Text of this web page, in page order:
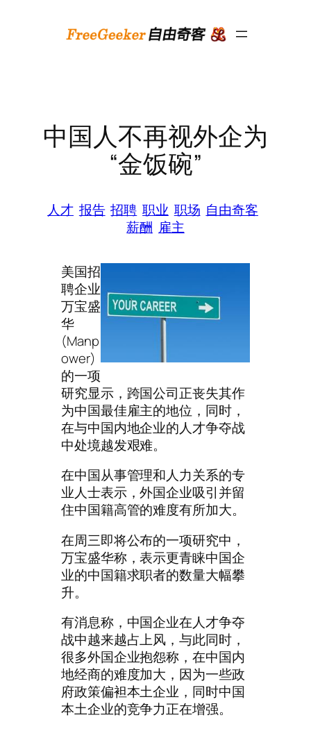
中国人不再视外企为
“金饭碗”
人才 报告 招聘 职业 职场 自由奇客
薪酬 雇主
美国招
聘企业
万宝盛
华
(Manp
ower)
的一项
研究显示，跨国公司正丧失其作
为中国最佳雇主的地位，同时，
在与中国内地企业的人才争夺战
中处境越发艰难。
在中国从事管理和人力关系的专
业人士表示，外国企业吸引并留
住中国籍高管的难度有所加大。
在周三即将公布的一项研究中，
万宝盛华称，表示更青睐中国企
业的中国籍求职者的数量大幅攀
升。
有消息称，中国企业在人才争夺
战中越来越占上风，与此同时，
很多外国企业抱怨称，在中国内
地经商的难度加大，因为一些政
府政策偏袒本土企业，同时中国
本土企业的竞争力正在增强。